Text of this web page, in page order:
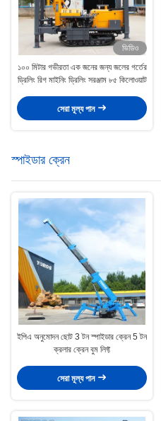
ভিডিও
১০০ মিটার গভীরতা এক জনের জন্য জলের গর্তের
ড্রিলিং রিগ মাইনিং ড্রিলিং সরঞ্জাম ৮৫ কিলোওয়াট
সেরা মূল্য পান
স্পাইডার ক্রেন
ইপিএ অনুমোদন ছোট 3 টন স্পাইডার ক্রেন 5 টন
ক্রলার ক্রেন বুম লিফ্ট
সেরা মূল্য পান